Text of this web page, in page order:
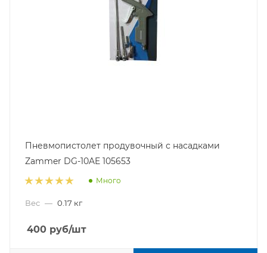
Пневмопистолет продувочный с насадками
Zammer DG-10AE 105653
Много
Вес — 0.17 кг
400 руб/шт